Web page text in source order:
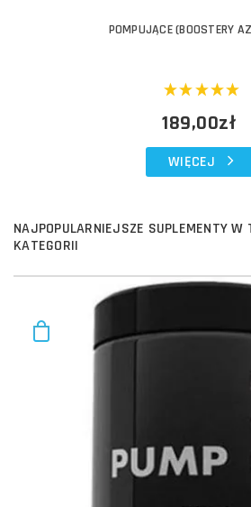
POMPUJĄCE (BOOSTERY
189,00zł
WIĘCEJ
NAJPOPULARNIEJSZE SUPLEMENTY W
KATEGORII